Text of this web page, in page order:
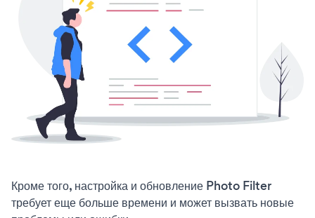
Кроме того, настройка и обновление Photo Filter
требует еще больше времени и может вызвать новые